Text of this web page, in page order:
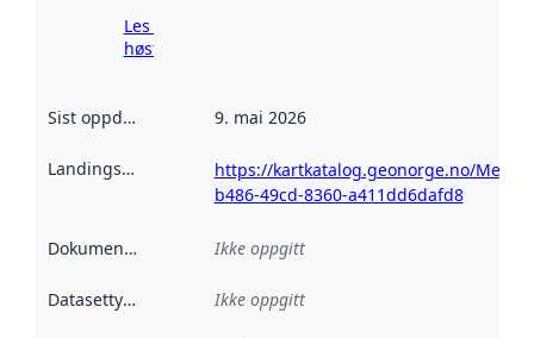
Les mer om
høsting her
Sist oppdatert 9. mai 2026
Landingsside
https://kartkatalog.geonorge.no/
b486-49cd-8360-a411dd6dafd8
Dokumentasjon Ikke oppgitt
Datasettype Ikke oppgitt